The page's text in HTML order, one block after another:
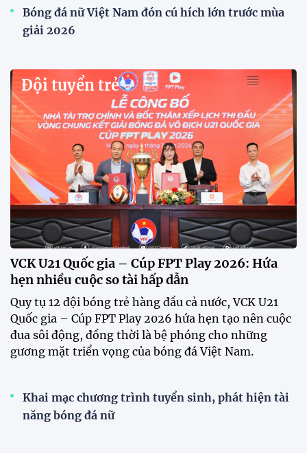
hình mạnh nhất trước Campuchia"
HLV Kim Sang-sik khẳng định tuyển Việt Nam sẽ
tung đội hình mạnh nhất trước Campuchia, hướng
tới chiến thắng để giành ngôi đầu bảng A ASEAN
Cup 2026.
CĐV vượt gần 80 km từ 5h30 sáng để mua vé xem
tuyển Việt Nam
Tuyển Việt Nam đối đầu Malaysia ở bán kết
ASEAN Cup 2026?
Đội tuyển Việt Nam được người hâm mộ chào đón
nồng nhiệt khi trở về Hà Nội
Đội tuyển Việt Nam rạng rỡ trở về sau chiến
thắng trước Indonesia